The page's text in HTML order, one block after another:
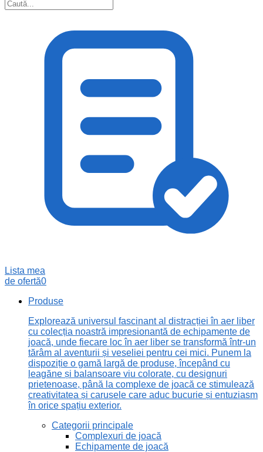
Lista mea
de ofertă0
Produse
Explorează universul fascinant al distracției în aer liber
cu colecția noastră impresionantă de echipamente de
joacă, unde fiecare loc în aer liber se transformă într-un
tărâm al aventurii și veseliei pentru cei mici. Punem la
dispoziție o gamă largă de produse, începând cu
leagăne și balansoare viu colorate, cu designuri
prietenoase, până la complexe de joacă ce stimulează
creativitatea și carusele care aduc bucurie și entuziasm
în orice spațiu exterior.
Categorii principale
Complexuri de joacă
Echipamente de joacă